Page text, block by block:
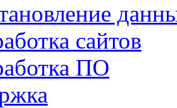
сайтов
ПО